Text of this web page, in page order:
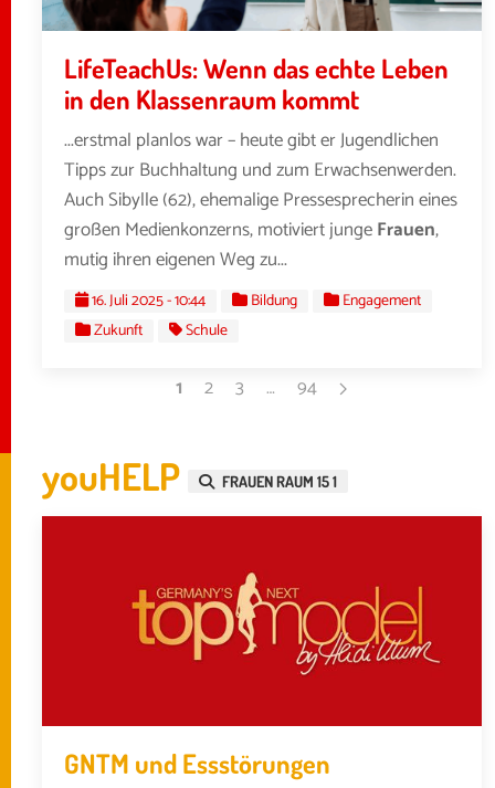
LifeTeachUs: Wenn das echte Leben
in den Klassenraum kommt
...erstmal planlos war – heute gibt er Jugendlichen
Tipps zur Buchhaltung und zum Erwachsenwerden.
Auch Sibylle (62), ehemalige Pressesprecherin eines
großen Medienkonzerns, motiviert jungeFrauen,
mutig ihren eigenen Weg zu...
16. Juli 2025 - 10:44 Bildung
Engagement
Zukunft
Schule
1 2 3 … 94
youHELP FRAUEN RAUM 15 1
GNTM und Essstörungen